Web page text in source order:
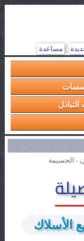
مساعدة
- الحسيمة
الأسلاك